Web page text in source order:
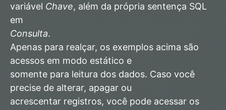
variável Chave, além da própria sentença SQL
em
Consulta.
Apenas para realçar, os exemplos acima são
acessos em modo estático e
somente para leitura dos dados. Caso você
precise de alterar, apagar ou
acrescentar registros, você pode acessar os